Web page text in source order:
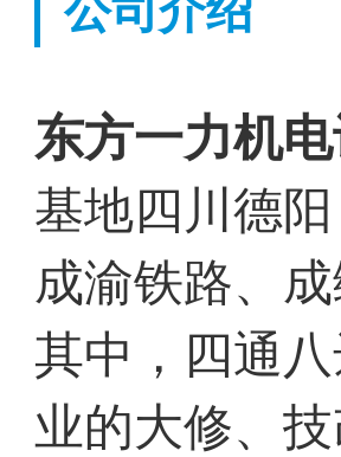
公司介绍
东方一力机
基地四川德
成渝铁路、
其中，四通
业的大修、